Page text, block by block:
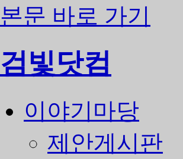
본문 바로 가기
검빛닷컴
이야기마당
제안게시판